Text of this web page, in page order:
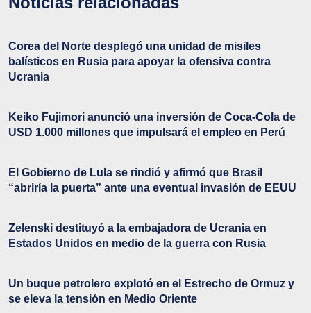
Corea del Norte desplegó una unidad de misiles
balísticos en Rusia para apoyar la ofensiva contra
Ucrania
Keiko Fujimori anunció una inversión de Coca-Cola de
USD 1.000 millones que impulsará el empleo en Perú
El Gobierno de Lula se rindió y afirmó que Brasil
“abriría la puerta” ante una eventual invasión de EEUU
Zelenski destituyó a la embajadora de Ucrania en
Estados Unidos en medio de la guerra con Rusia
Un buque petrolero explotó en el Estrecho de Ormuz y
se eleva la tensión en Medio Oriente